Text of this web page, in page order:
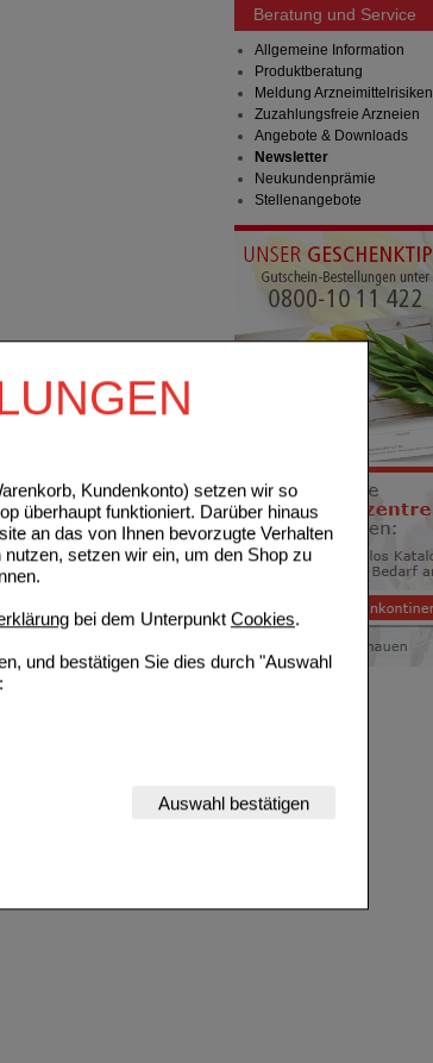
Kundenkonto) setzen wir so
überhaupt funktioniert. Darüber hinaus
an das von Ihnen bevorzugte Verhalten
setzen wir ein, um den Shop zu
bei dem Unterpunkt Cookies.
und bestätigen Sie dies durch "Auswahl
unserer Website
diese nicht verzichtet werden kann.
zu gestalten,
an bevorzugte Verhaltensweisen (z.B.
den Inhalt auf unserer Website aber
beachten Sie, dass Daten hierfür
Auswahl bestätigen
Beratung und Service
Allgemeine Information
Produktberatung
Meldung Arzneimittelrisiken
Zuzahlungsfreie Arzneien
Angebote & Downloads
Newsletter
Neukundenprämie
Stellenangebote